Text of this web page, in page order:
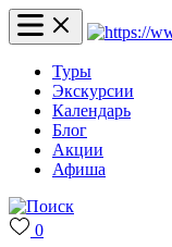
Туры
Экскурсии
Календарь
Блог
Акции
Афиша
0